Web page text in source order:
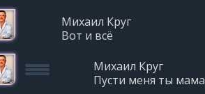
Михаил Круг
Вот и всё
Михаил Круг
Пусти меня ты мама